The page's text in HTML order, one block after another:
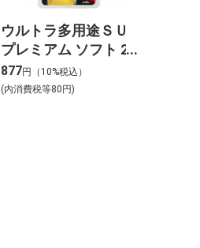
ウルトラ多用途ＳＵ
プレミアム ソフト 25
ｍL
877円（10%税込）
(内消費税等80円)